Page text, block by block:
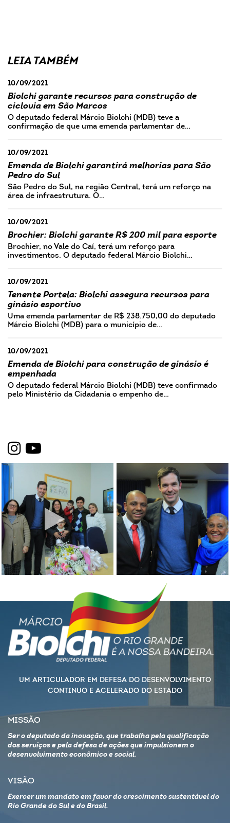
LEIA TAMBÉM
10/09/2021
Biolchi garante recursos para construção de
ciclovia em São Marcos
O deputado federal Márcio Biolchi (MDB) teve a
confirmação de que uma emenda parlamentar de…
10/09/2021
Emenda de Biolchi garantirá melhorias para São
Pedro do Sul
São Pedro do Sul, na região Central, terá um reforço na
área de infraestrutura. O…
10/09/2021
Brochier: Biolchi garante R$ 200 mil para esporte
Brochier, no Vale do Caí, terá um reforço para
investimentos. O deputado federal Márcio Biolchi…
10/09/2021
Tenente Portela: Biolchi assegura recursos para
ginásio esportivo
Uma emenda parlamentar de R$ 238.750,00 do deputado
Márcio Biolchi (MDB) para o município de…
10/09/2021
Emenda de Biolchi para construção de ginásio é
empenhada
O deputado federal Márcio Biolchi (MDB) teve confirmado
pelo Ministério da Cidadania o empenho de…
UM ARTICULADOR EM DEFESA DO DESENVOLVIMENTO
CONTINUO E ACELERADO DO ESTADO
MISSÃO
Ser o deputado da inovação, que trabalha pela qualificação
dos serviços e pela defesa de ações que impulsionem o
desenvolvimento econômico e social.
VISÃO
Exercer um mandato em favor do crescimento sustentável do
Rio Grande do Sul e do Brasil.